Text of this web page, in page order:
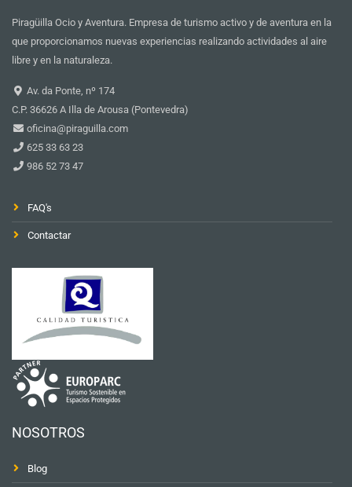
Piragüilla Ocio y Aventura. Empresa de turismo activo y de aventura en la
que proporcionamos nuevas experiencias realizando actividades al aire
libre y en la naturaleza.
Av. da Ponte, nº 174
C.P. 36626 A Illa de Arousa (Pontevedra)
oficina@piraguilla.com
625 33 63 23
986 52 73 47
FAQ's
Contactar
NOSOTROS
Blog